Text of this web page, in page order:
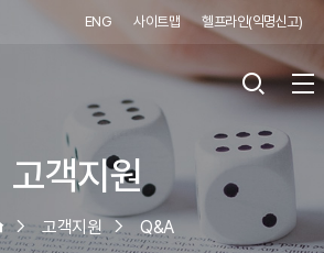
ENG 사이트맵 헬프라인(익명신고)
고객지원
고객지원 Q&A